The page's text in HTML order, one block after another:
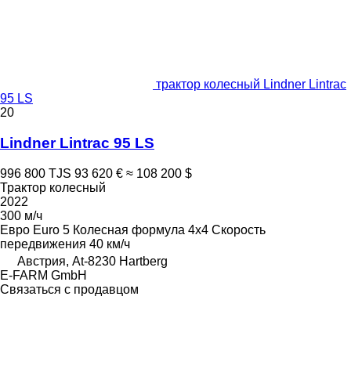
трактор колесный Lindner Lintrac
95 LS
20
Lindner Lintrac 95 LS
996 800 TJS 93 620 € ≈ 108 200 $
Трактор колесный
2022
300 м/ч
Евро Euro 5 Колесная формула 4x4 Скорость
передвижения 40 км/ч
Австрия, At-8230 Hartberg
E-FARM GmbH
Связаться с продавцом